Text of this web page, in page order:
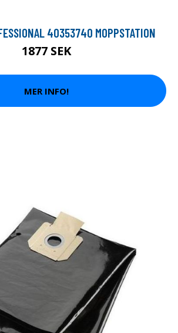
40353740 MOPPSTATION
1877 SEK
MER INFO!